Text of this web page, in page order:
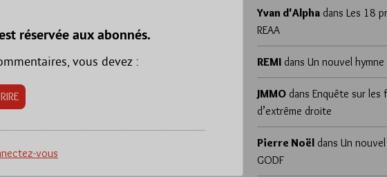
réservée aux abonnés.
vous devez :
vous
Yvan d'Alpha dans Les 18
REAA
REMI dans Un nouvel
JMMO dans Enquête sur les
d’extrême droite
Pierre Noël dans Un
GODF